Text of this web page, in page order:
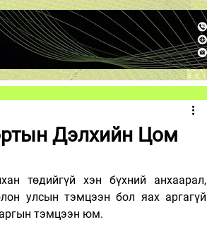
Дэлхийн Цом
төдийгүй хэн бүхний анхаарал,
тэмцээн юм.